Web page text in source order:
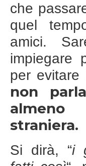
che
quel
amici.
impiegare
per evitare
non
straniera.
Si dirà, “i